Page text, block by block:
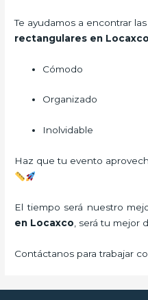
Te ayudamos a encontrar
rectangulares en Locaxco
Cómodo
Organizado
Inolvidable
Haz que tu evento
El tiempo será nuestro
en Locaxco , será tu mejor
Contáctanos para trabajar